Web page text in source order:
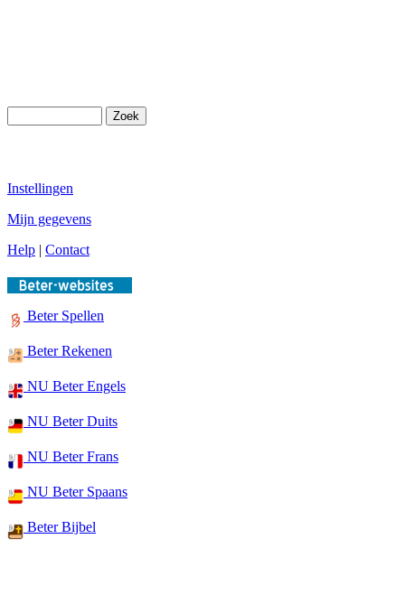
Instellingen
Mijn gegevens
Help | Contact
Beter Spellen
Beter Rekenen
NU Beter Engels
NU Beter Duits
NU Beter Frans
NU Beter Spaans
Beter Bijbel